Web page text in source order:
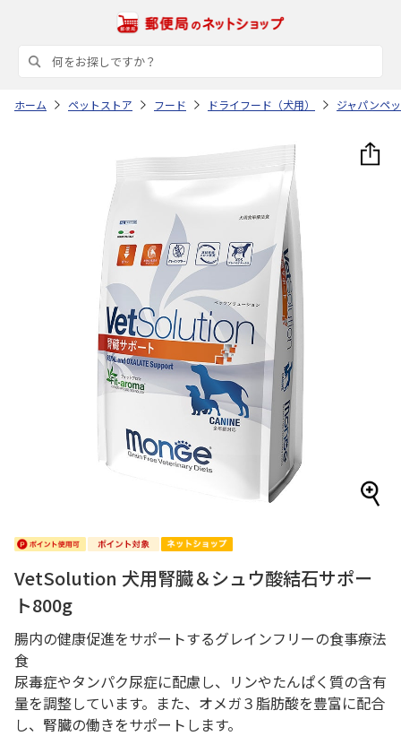
ホーム ペットストア フード ドライフード（犬用） ジャパンペ
VetSolution 犬用腎臓＆シュウ酸結石サポー
ト800g
腸内の健康促進をサポートするグレインフリーの食事療法
食
尿毒症やタンパク尿症に配慮し、リンやたんぱく質の含有
量を調整しています。また、オメガ３脂肪酸を豊富に配合
し、腎臓の働きをサポートします。